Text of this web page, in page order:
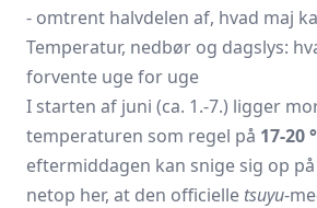
- omtrent halvdelen af, hvad maj
Temperatur, nedbør og dagslys:
forvente uge for uge
I starten af juni (ca. 1.-7.) ligger
temperaturen som regel på 17-20
eftermiddagen kan snige sig op på
netop her, at den officielle tsuyu-